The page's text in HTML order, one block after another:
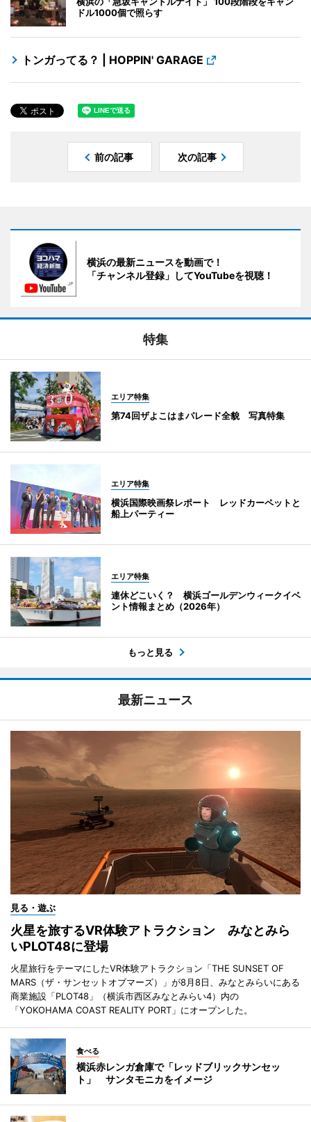
ドル1000個で照らす
トンガってる？ | HOPPIN' GARAGE
前の記事 次の記事
横浜の最新ニュースを動画で！
「チャンネル登録」してYouTubeを視聴！
特集
エリア特集
第74回ザよこはまパレード全貌 写真特集
エリア特集
横浜国際映画祭レポート レッドカーペットと
船上パーティー
エリア特集
連休どこいく？ 横浜ゴールデンウィークイベ
ント情報まとめ（2026年）
もっと見る
最新ニュース
見る・遊ぶ
火星を旅するVR体験アトラクション みなとみら
いPLOT48に登場
火星旅行をテーマにしたVR体験アトラクション「THE SUNSET OF
MARS（ザ・サンセットオブマーズ）」が8月8日、みなとみらいにある
商業施設「PLOT48」（横浜市西区みなとみらい4）内の
「YOKOHAMA COAST REALITY PORT」にオープンした。
食べる
横浜赤レンガ倉庫で「レッドブリックサンセッ
ト」 サンタモニカをイメージ